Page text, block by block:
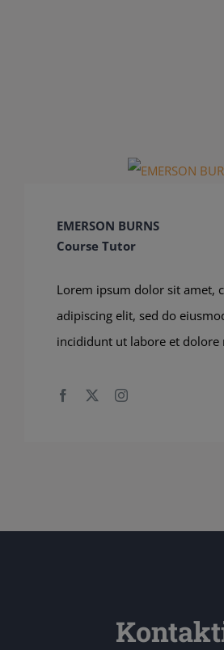
EMERSON BURNS
Course Tutor
Lorem ipsum dolor sit amet,
adipiscing elit, sed do
incididunt ut labore et dolore